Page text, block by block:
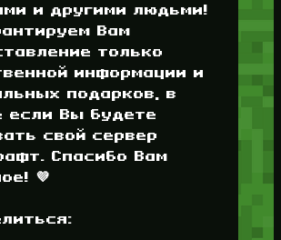
и другими людьми!
Вам
только
информации и
подарков, в
если Вы будете
свой сервер
Спасибо Вам
💜